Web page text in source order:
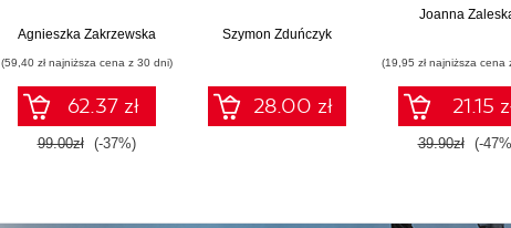
Agnieszka Zakrzewska
(59,40 zł najniższa cena z 30 dni)
62.37 zł
99.00zł (-37%)
dla początkujących
Szymon Zduńczyk
28.00 zł
Joanna
(19,95 zł najniższa cena
21.15
39.90zł (-